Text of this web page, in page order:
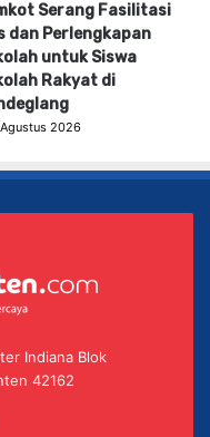
Serang Fasilitasi
dan Perlengkapan
untuk Siswa
Rakyat di
2026
Indiana Blok
42162